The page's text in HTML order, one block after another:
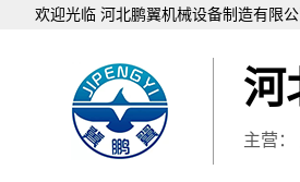
欢迎光临 河北鹏翼机械设备制造有限公
河
主营